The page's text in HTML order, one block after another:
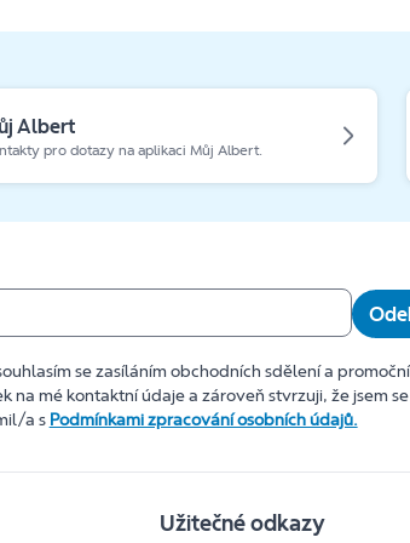
Albert
pro dotazy na aplikaci Můj Albert.
se zasíláním obchodních sdělení a
na mé kontaktní údaje a zároveň stvrzuji, že jsem se
a s Podmínkami zpracování osobních údajů.
Užitečné odkazy